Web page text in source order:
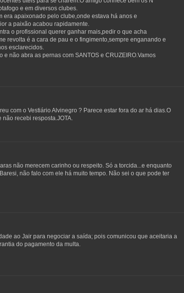
e em diversos clubes.
era apaixonado pelo clube,onde estava há anos e
a paixão acabou rapidamente.
o profissional querer ganhar mais,pedir o que acha
revolta é a cara de pau e o fingimento,sempre enganando e
esclarecidos.
e não abra as pernas com SANTOS e CRUZEIRO.Vamos
com o Vestiário Alvinegro ? Parece estar fora do ar há dias.O
não recebi resposta.JOTA.
não merecem carinho ou respeito. Só a torcida...e enquanto
não falo com ele há muito tempo. Não sei o que pode ter
ao Jair para negociar a saída; pois comunicou que aceitaria a
do pagamento da multa.